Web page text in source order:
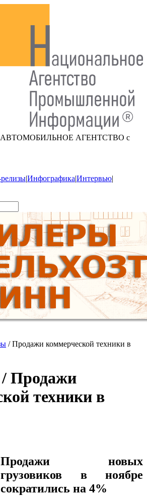
АГЕНТСТВО с
|Инфографика|Интервью|
/Продажи коммерческой техники в
/ Продажи
техники в
Продажи новых
грузовиков в ноябре
сократились на 4%